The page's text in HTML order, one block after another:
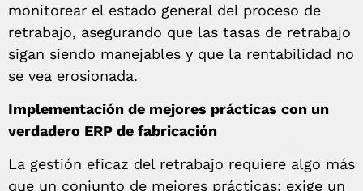
monitorear el estado general del proceso de
retrabajo, asegurando que las tasas de retrabajo
sigan siendo manejables y que la rentabilidad no
se vea erosionada.
Implementación de mejores prácticas con un
verdadero ERP de fabricación
La gestión eficaz del retrabajo requiere algo más
que un conjunto de mejores prácticas: exige un